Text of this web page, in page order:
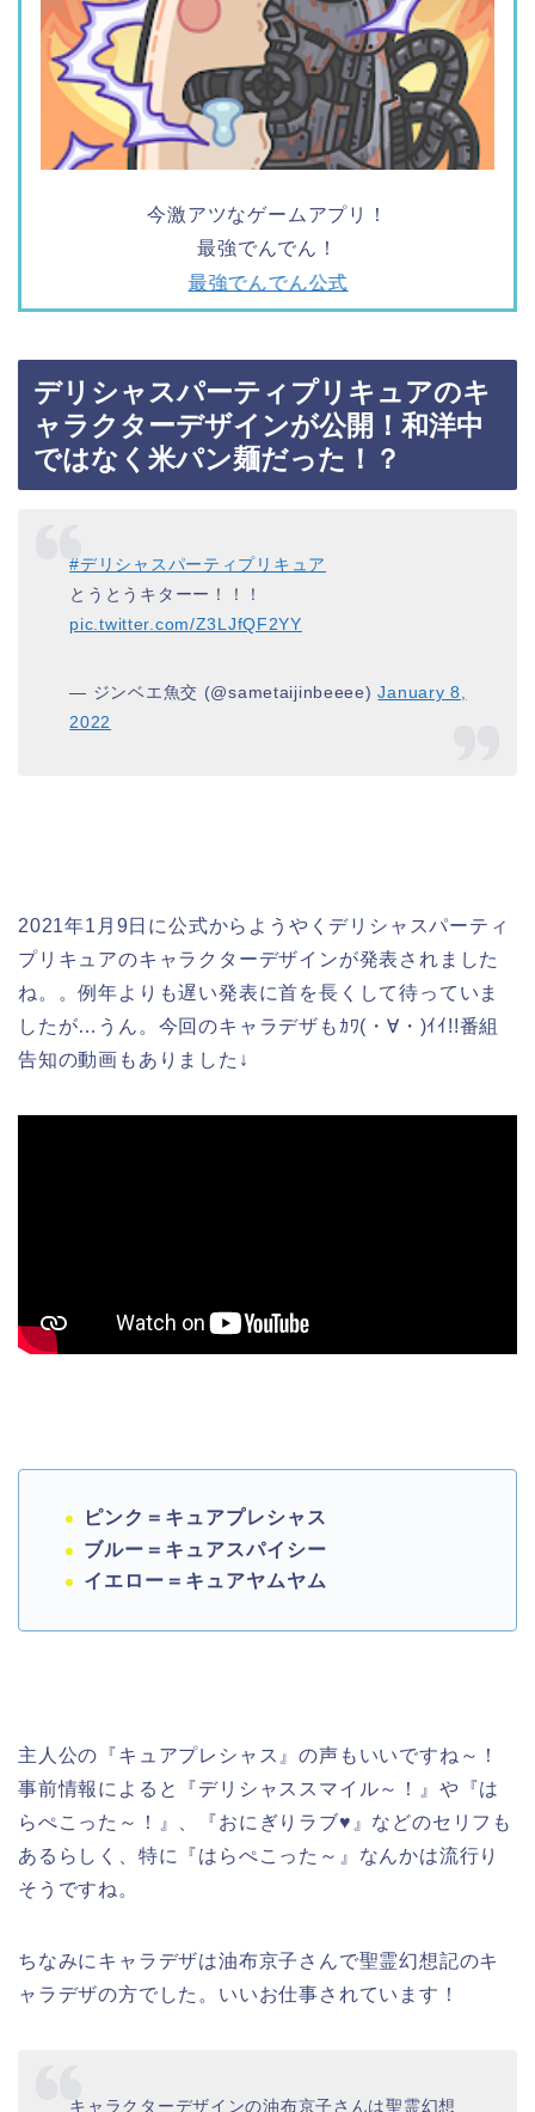
今激アツなゲームアプリ！
最強でんでん！
最強でんでん公式
デリシャスパーティプリキュアのキ
ャラクターデザインが公開！和洋中
ではなく米パン麺だった！？
#デリシャスパーティプリキュア
とうとうキターー！！！
pic.twitter.com/Z3LJfQF2YY
— ジンベエ魚交 (@sametaijinbeeee)January 8,
2022
2021年1月9日に公式からようやくデリシャスパーティ
プリキュアのキャラクターデザインが発表されました
ね。。例年よりも遅い発表に首を長くして待っていま
したが…うん。今回のキャラデザもｶﾜ(・∀・)ｲｲ!!番組
告知の動画もありました↓
ピンク＝キュアプレシャス
ブルー＝キュアスパイシー
イエロー＝キュアヤムヤム
主人公の『キュアプレシャス』の声もいいですね～！
事前情報によると『デリシャススマイル～！』や『は
らぺこった～！』、『おにぎりラブ♥』などのセリフも
あるらしく、特に『はらぺこった～』なんかは流行り
そうですね。
ちなみにキャラデザは油布京子さんで聖霊幻想記のキ
ャラデザの方でした。いいお仕事されています！
キャラクターデザインの油布京子さんは聖霊幻想